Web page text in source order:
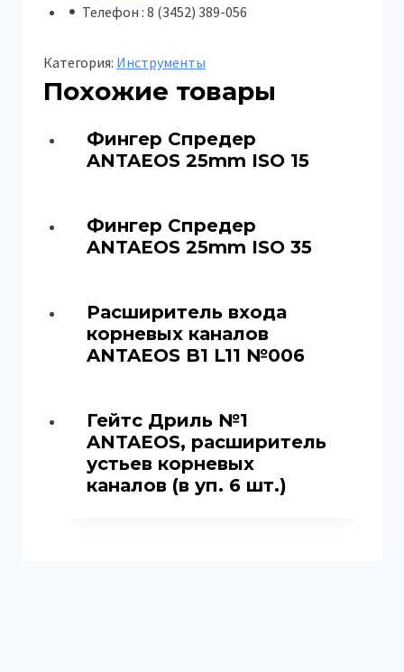
Телефон : 8 (3452) 389-056
Категория: Инструменты
Похожие товары
Фингер Спредер
ANTAEOS 25mm ISO 15
Фингер Спредер
ANTAEOS 25mm ISO 35
Расширитель входа
корневых каналов
ANTAEOS B1 L11 №006
Гейтс Дриль №1
ANTAEOS, расширитель
устьев корневых
каналов (в уп. 6 шт.)